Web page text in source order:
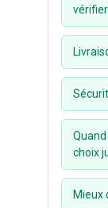
Zithromax
Xenical
Propecia
Fildena
choix
Mieux